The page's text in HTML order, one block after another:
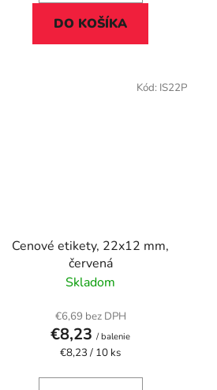
DO KOŠÍKA
Cenové etikety, 22x12 mm,
červená
Skladom
€6,69 bez DPH
€8,23/ balenie
Jednotková
€8,23 / 10 ks
Kód: IS22P